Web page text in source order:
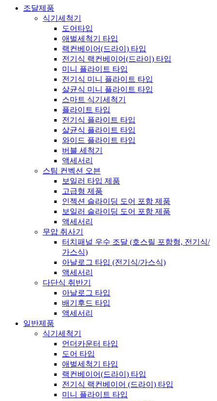
조달제품
식기세척기
도어타입
애벌세척기 타입
랙컨베이어(드라이) 타입
전기식 랙컨베이어(드라이) 타입
미니 플라이트 타입
전기식 미니 플라이트 타입
살균식 미니 플라이트 타입
스마트 식기세척기
플라이트 타입
전기식 플라이트 타입
살균식 플라이트 타입
와이드 플라이트 타입
버블 세척기
액세서리
스팀 컨벡션 오븐
보일러 타입 제품
고급형 제품
인젝션 슬라이딩 도어 포함 제품
보일러 슬라이딩 도어 포함 제품
액세서리
무압 취사기
터치패널 우수 조달 (호스릴 포함형, 전기식/
가스식)
아날로그 타입 (전기식/가스식)
액세서리
다단식 취반기
아날로그 타입
배기후드 타입
액세서리
일반제품
식기세척기
언더카운터 타입
도어 타입
애벌세척기 타입
랙컨베이어(드라이) 타입
전기식 랙컨베이어 (드라이) 타입
미니 플라이트 타입